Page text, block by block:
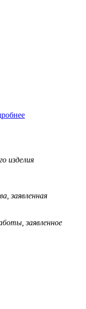
изделия
заявленная
заявленное